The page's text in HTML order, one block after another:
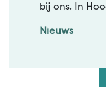
bij ons. In
Nieuws